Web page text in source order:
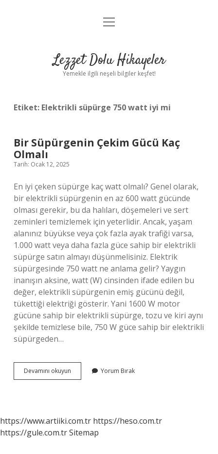
Anasayfa
Yasal Uyarı
menüyü
Lezzet Dolu Hikayeler
Yemekle ilgili neşeli bilgiler keşfet!
Etiket: Elektrikli süpürge 750 watt iyi mi
Bir Süpürgenin Çekim Gücü Kaç
Olmalı
Tarih: Ocak 12, 2025
En iyi çeken süpürge kaç watt olmalı? Genel olarak,
bir elektrikli süpürgenin en az 600 watt gücünde
olması gerekir, bu da halıları, döşemeleri ve sert
zeminleri temizlemek için yeterlidir. Ancak, yaşam
alanınız büyükse veya çok fazla ayak trafiği varsa,
1.000 watt veya daha fazla güce sahip bir elektrikli
süpürge satın almayı düşünmelisiniz. Elektrik
süpürgesinde 750 watt ne anlama gelir? Yaygın
inanışın aksine, watt (W) cinsinden ifade edilen bu
değer, elektrikli süpürgenin emiş gücünü değil,
tükettiği elektriği gösterir. Yani 1600 W motor
gücüne sahip bir elektrikli süpürge, tozu ve kiri aynı
şekilde temizlese bile, 750 W güce sahip bir elektrikli
süpürgeden…
Devamını okuyun
Süpürgenin
Yorum Bırak
https://www.artiiki.com.tr https://heso.com.tr
https://gule.com.trSitemap